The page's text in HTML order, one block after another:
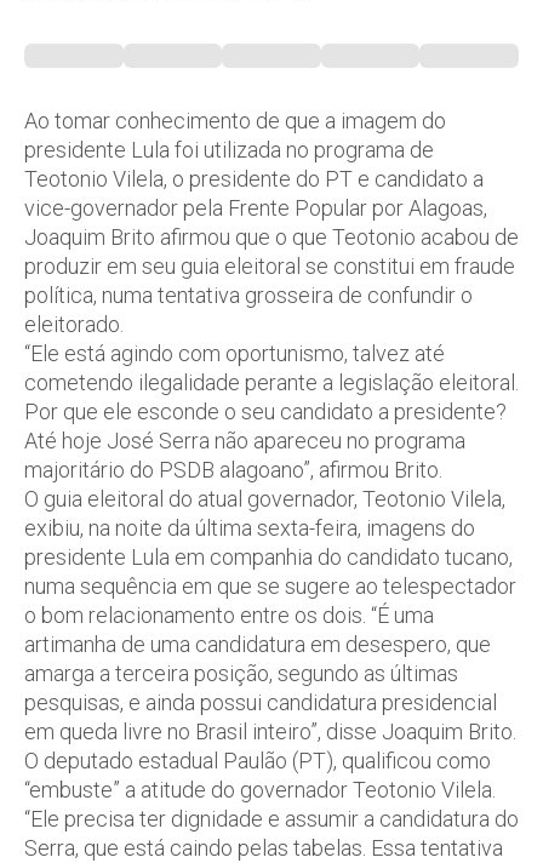
Ao tomar conhecimento de que a imagem do
presidente Lula foi utilizada no programa de
Teotonio Vilela, o presidente do PT e candidato a
vice-governador pela Frente Popular por Alagoas,
Joaquim Brito afirmou que o que Teotonio acabou de
produzir em seu guia eleitoral se constitui em fraude
política, numa tentativa grosseira de confundir o
eleitorado.
“Ele está agindo com oportunismo, talvez até
cometendo ilegalidade perante a legislação eleitoral.
Por que ele esconde o seu candidato a presidente?
Até hoje José Serra não apareceu no programa
majoritário do PSDB alagoano”, afirmou Brito.
O guia eleitoral do atual governador, Teotonio Vilela,
exibiu, na noite da última sexta-feira, imagens do
presidente Lula em companhia do candidato tucano,
numa sequência em que se sugere ao telespectador
o bom relacionamento entre os dois. “É uma
artimanha de uma candidatura em desespero, que
amarga a terceira posição, segundo as últimas
pesquisas, e ainda possui candidatura presidencial
em queda livre no Brasil inteiro”, disse Joaquim Brito.
O deputado estadual Paulão (PT), qualificou como
“embuste” a atitude do governador Teotonio Vilela.
“Ele precisa ter dignidade e assumir a candidatura do
Serra, que está caindo pelas tabelas. Essa tentativa